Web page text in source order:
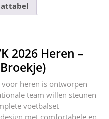
dI
2026 Heren –
heren is ontworpen
team willen steunen
voetbalset